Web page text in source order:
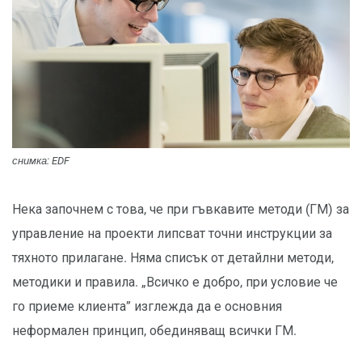
снимка: EDF
Нека започнем с това, че при гъвкавите методи (ГМ) за
управление на проекти липсват точни инструкции за
тяхното прилагане. Няма списък от детайлни методи,
методики и правила. „Всичко е добро, при условие че
го приеме клиента” изглежда да е основния
неформален принцип, обединяващ всички ГМ.